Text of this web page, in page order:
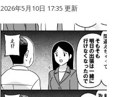
2026年5月10日 17:35 更新